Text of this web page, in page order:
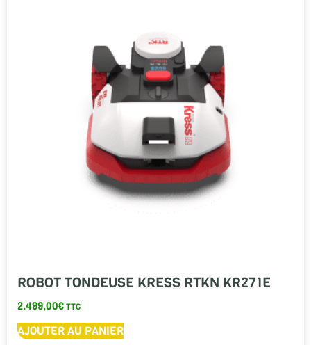
ROBOT TONDEUSE KRESS RTKN KR271E
2.499,00€TTC
AJOUTER AU PANIER